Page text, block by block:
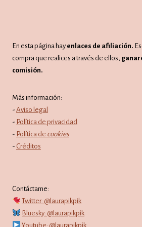
En esta página hay enlaces de afiliación.
compra que realices a través de ellos,
comisión.
Más información:
- Aviso legal
- Política de privacidad
- Política de cookies
- Créditos
Contáctame:
Twitter: @laurapikpik
Bluesky: @laurapikpik
Youtube: @laurapikpik